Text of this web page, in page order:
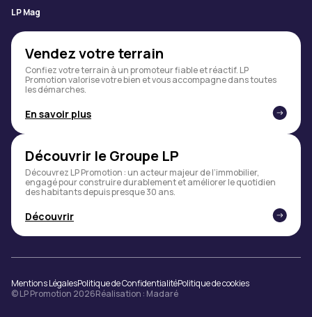
LP Mag
Vendez votre terrain
Confiez votre terrain à un promoteur fiable et réactif. LP
Promotion valorise votre bien et vous accompagne dans toutes
les démarches.
En savoir plus
Découvrir le Groupe LP
Découvrez LP Promotion : un acteur majeur de l’immobilier,
engagé pour construire durablement et améliorer le quotidien
des habitants depuis presque 30 ans.
Découvrir
Mentions LégalesPolitique de ConfidentialitéPolitique de cookies
© LP Promotion 2026Réalisation : Madaré